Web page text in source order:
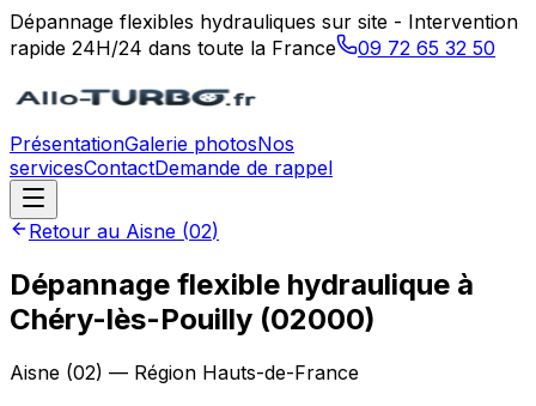
Dépannage flexibles hydrauliques sur site - Intervention
rapide 24H/24 dans toute la France
09 72 65 32 50
PrésentationGalerie photosNos
servicesContactDemande de rappel
Retour au Aisne (02)
Dépannage flexible hydraulique à
Chéry-lès-Pouilly (02000)
Aisne (02) — Région Hauts-de-France